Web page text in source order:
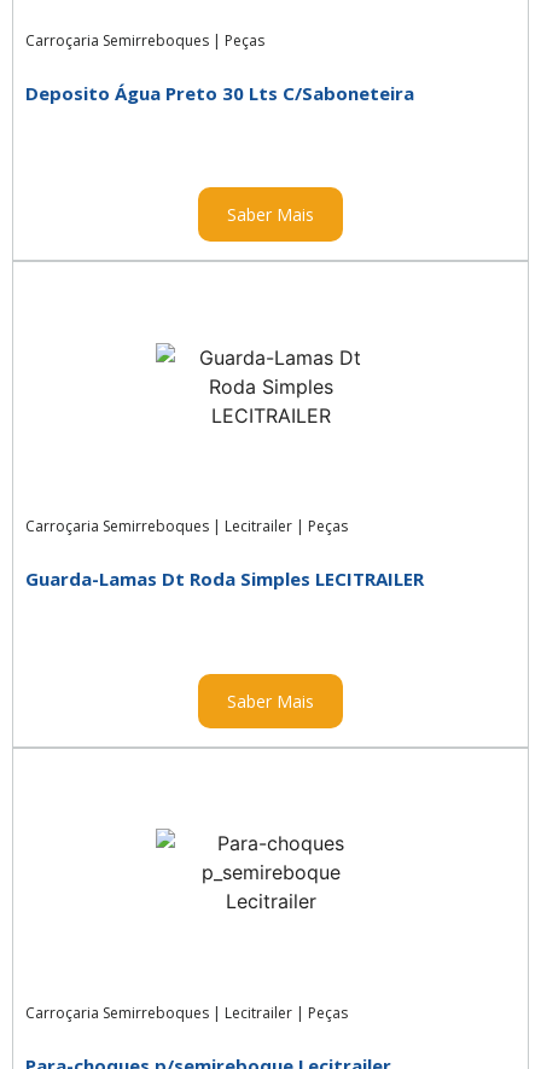
Carroçaria Semirreboques | Peças
Deposito Água Preto 30 Lts C/Saboneteira
Saber Mais
Carroçaria Semirreboques | Lecitrailer | Peças
Guarda-Lamas Dt Roda Simples LECITRAILER
Saber Mais
Carroçaria Semirreboques | Lecitrailer | Peças